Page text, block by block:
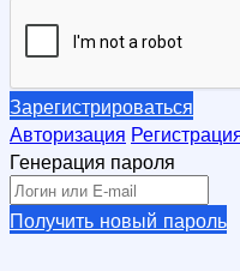
Зарегистрироваться
Авторизация
Генерация пароля
Получить новый пароль